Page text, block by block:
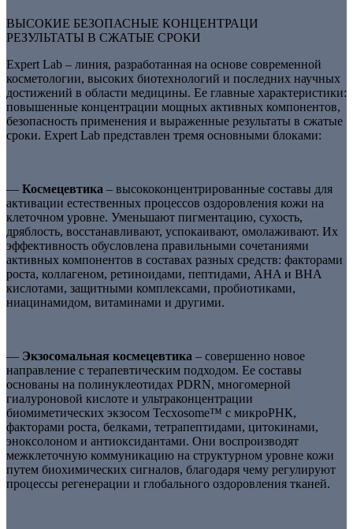
ВЫСОКИЕ БЕЗОПАСНЫЕ КОНЦЕНТРАЦИ
РЕЗУЛЬТАТЫ В СЖАТЫЕ СРОКИ
Expert Lab – линия, разработанная на основе современной
косметологии, высоких биотехнологий и последних научных
достижений в области медицины. Ее главные характеристики:
повышенные концентрации мощных активных компонентов,
безопасность применения и выраженные результаты в сжатые
сроки. Expert Lab представлен тремя основными блоками:
— Космецевтика – высококонцентрированные составы для
активации естественных процессов оздоровления кожи на
клеточном уровне. Уменьшают пигментацию, сухость,
дряблость, восстанавливают, успокаивают, омолаживают. Их
эффективность обусловлена правильными сочетаниями
активных компонентов в составах разных средств: факторами
роста, коллагеном, ретиноидами, пептидами, AHA и BHA
кислотами, защитными комплексами, пробиотиками,
ниацинамидом, витаминами и другими.
— Экзосомальная космецевтика – совершенно новое
направление с терапевтическим подходом. Ее составы
основаны на полинуклеотидах PDRN, многомерной
гиалуроновой кислоте и ультраконцентрации
биомиметических экзосом Tecxosome™ с микроРНК,
факторами роста, белками, тетрапептидами, цитокинами,
эноксолоном и антиоксидантами. Они воспроизводят
межклеточную коммуникацию на структурном уровне кожи
путем биохимических сигналов, благодаря чему регулируют
процессы регенерации и глобального оздоровления тканей.